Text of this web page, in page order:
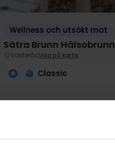
Wellness och utsökt mat
Sätra Brunn Hälsobrunn
VästeråsVisa på karta
Classic